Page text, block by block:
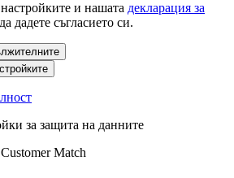
и нашата декларация за
дадете съгласието си.
за защита на данните
Match